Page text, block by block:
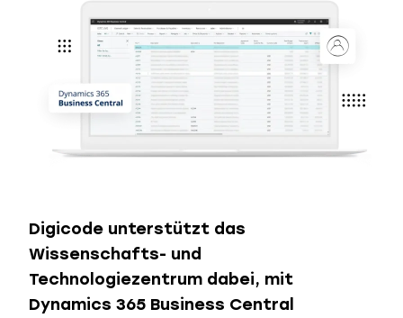
Digicode unterstützt das
Wissenschafts- und
Technologiezentrum dabei, mit
Dynamics 365 Business Central